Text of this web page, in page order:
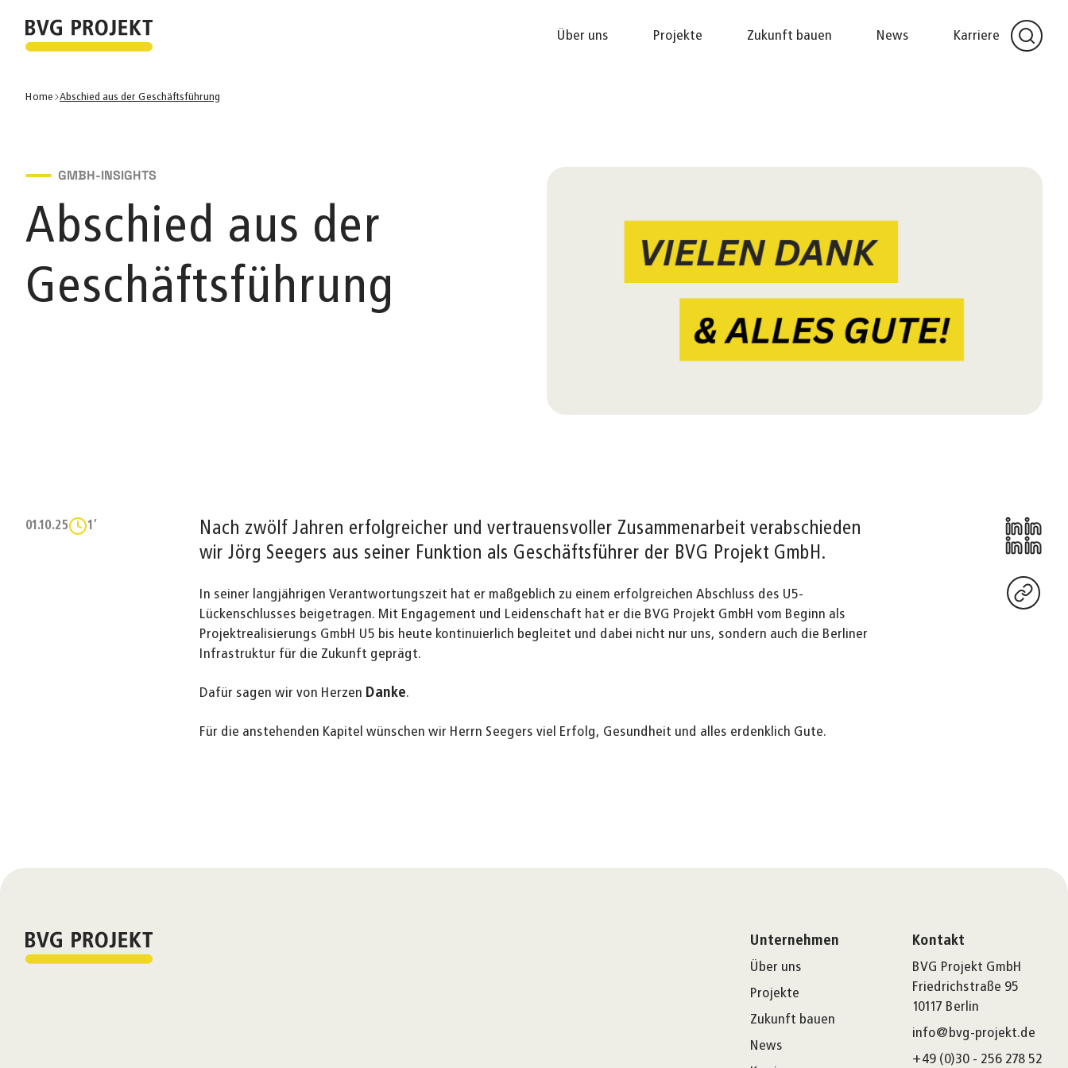
Über uns Projekte Zukunft bauen News Karriere
Home Abschied aus der Geschäftsführung
GMBH-INSIGHTS
Abschied aus der
Geschäftsführung
01.10.25 1’
Nach zwölf Jahren erfolgreicher und vertrauensvoller Zusammenarbeit verabschieden
wir Jörg Seegers aus seiner Funktion als Geschäftsführer der BVG Projekt GmbH.
In seiner langjährigen Verantwortungszeit hat er maßgeblich zu einem erfolgreichen Abschluss des U5-
Lückenschlusses beigetragen. Mit Engagement und Leidenschaft hat er die BVG Projekt GmbH vom Beginn als
Projektrealisierungs GmbH U5 bis heute kontinuierlich begleitet und dabei nicht nur uns, sondern auch die Berliner
Infrastruktur für die Zukunft geprägt.
Dafür sagen wir von Herzen Danke.
Für die anstehenden Kapitel wünschen wir Herrn Seegers viel Erfolg, Gesundheit und alles erdenklich Gute.
Unternehmen
Über uns
Projekte
Zukunft bauen
News
Kontakt
BVG Projekt GmbH
Friedrichstraße 95
10117 Berlin
info@bvg-projekt.de
+49 (0)30 - 256 278 52